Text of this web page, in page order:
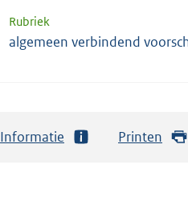
Rubriek
algemeen verbindend
Informatie Printen